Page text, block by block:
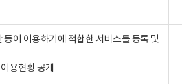
이 이용하기에 적합한 서비스를 등록 및
용현황 공개